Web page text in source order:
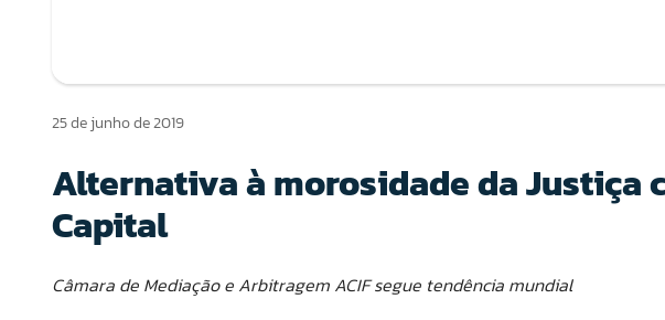
25 de junho de 2019
Alternativa à morosidade da Justiça
Capital
Câmara de Mediação e Arbitragem ACIF segue tendência mundial